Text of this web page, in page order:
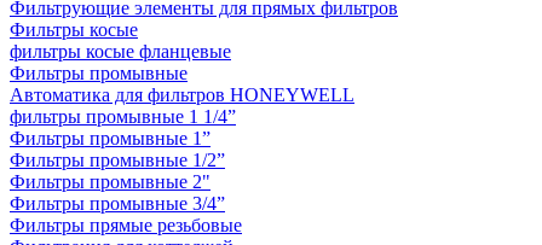
Фильтрующие элементы для прямых фильтров
Фильтры косые
фильтры косые фланцевые
Фильтры промывные
Автоматика для фильтров HONEYWELL
фильтры промывные 1 1/4”
Фильтры промывные 1”
Фильтры промывные 1/2”
Фильтры промывные 2"
Фильтры промывные 3/4”
Фильтры прямые резьбовые